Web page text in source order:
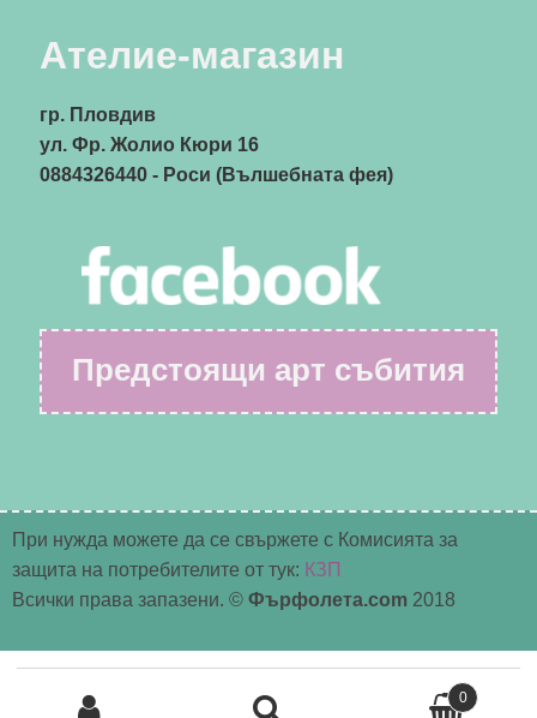
Ателие-магазин
гр. Пловдив
ул. Фр. Жолио Кюри 16
0884326440- Роси (Вълшебната фея)
Предстоящи арт събития
0
При нужда можете да се свържете с Комисията за
защита на потребителите от тук: КЗП
Всички права запазени. © Фърфолета.com 2018